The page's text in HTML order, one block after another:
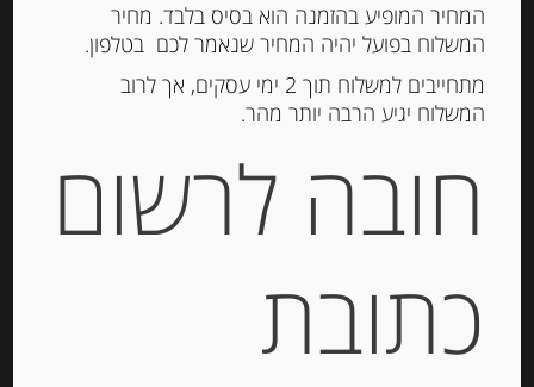
עוגיות מיני הוואנטס הוואנה במילוי
ריבת חלב ובציפוי שוקולד, 5 יחידות
MINI HAVANNETS HAVANNA
-
41.00
יחידות
המחיר המופיע בהזמנה הוא בסיס בלבד. מחיר
המשלוח בפועל יהיה המחיר שנאמר לכם בטלפון.
מתחייבים למשלוח תוך 2 ימי עסקים, אך לרוב
המשלוח יגיע הרבה יותר מהר.
חובה לרשום
כתובת